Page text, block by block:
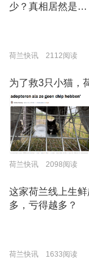
少？真相居然是…
荷兰快讯 2112阅读
为了救3只小猫，
荷兰快讯 2098阅读
这家荷兰线上生
多，亏得越多？
荷兰快讯 1633阅读